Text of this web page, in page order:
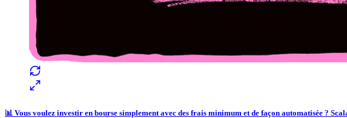
📊 Vous voulez investir en bourse simplement avec des frais minimum et de façon automatisée ?